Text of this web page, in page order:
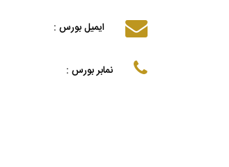
ایمیل بورس :
نمابر بورس :